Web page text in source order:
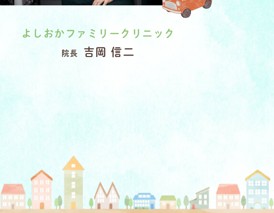
よしおかファミリークリニック
院長 吉岡 信二